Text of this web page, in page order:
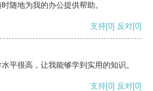
随地为我的办公提供帮助。
支持[0] 反对[0]
平很高，让我能够学到实用的知识。
支持[0] 反对[0]